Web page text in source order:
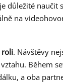
důležité naučit
na
roli. Návštěvy
Během
a oba